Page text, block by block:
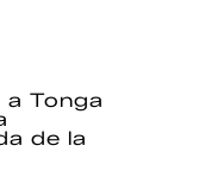
a Tonga
de la